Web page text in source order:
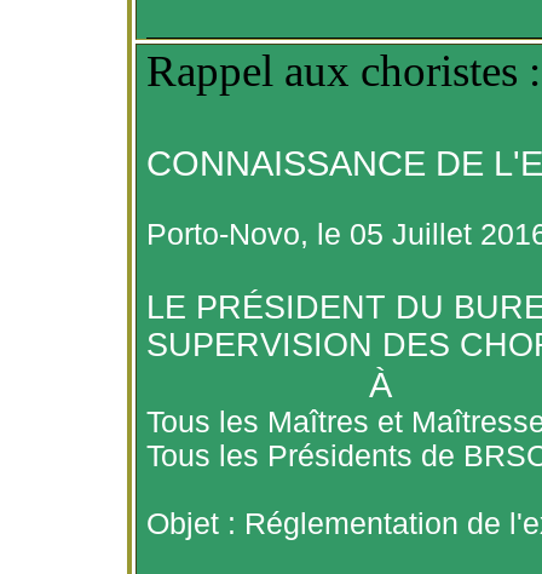
Rappel aux choristes :
CONNAISSANCE DE
Porto-Novo, le 05 Juillet
LE PRÉSIDENT DU
SUPERVISION DES
À
Tous les Maîtres et
Tous les Présidents de
Objet : Réglementation de